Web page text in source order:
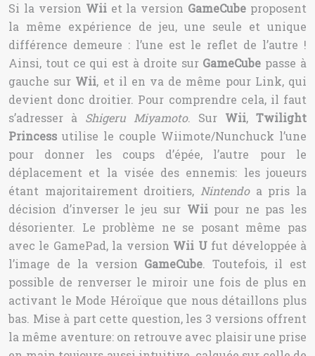
Si la version Wiiet la version GameCube proposent
la même expérience de jeu, une seule et unique
différence demeure : l’une est le reflet de l’autre !
Ainsi, tout ce qui est à droite surGameCube passe à
gauche sur Wii, et il en va de même pour Link, qui
devient donc droitier. Pour comprendre cela, il faut
s’adresser à Shigeru Miyamoto. Sur Wii, Twilight
Princess utilise le couple Wiimote/Nunchuck l’une
pour donner les coups d’épée, l’autre pour le
déplacement et la visée des ennemis: les joueurs
étant majoritairement droitiers, Nintendoa pris la
décision d’inverser le jeu sur Wiipour ne pas les
désorienter. Le problème ne se posant même pas
avec le GamePad, la version Wii Ufut développée à
l’image de la version GameCube. Toutefois, il est
possible de renverser le miroir une fois de plus en
activant le Mode Héroïque que nous détaillons plus
bas. Mise à part cette question, les 3 versions offrent
la même aventure: on retrouve avec plaisir une prise